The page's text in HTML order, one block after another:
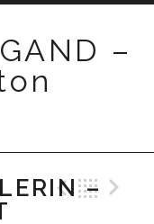
–
–